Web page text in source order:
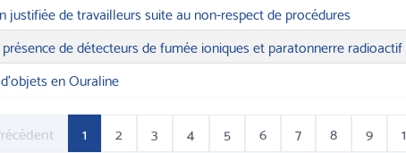
justifiée de travailleurs suite au non-respect de procédures
de détecteurs de fumée ioniques et paratonnerre radioactif
en Ouraline
1 2 3 4 5 6 7 8 9